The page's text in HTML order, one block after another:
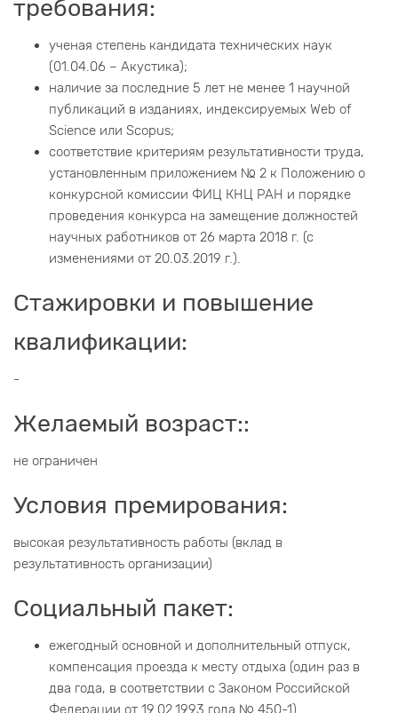
требования:
ученая степень кандидата технических наук
(01.04.06 – Акустика);
наличие за последние 5 лет не менее 1 научной
публикаций в изданиях, индексируемых Web of
Science или Scopus;
соответствие критериям результативности труда,
установленным приложением № 2 к Положению о
конкурсной комиссии ФИЦ КНЦ РАН и порядке
проведения конкурса на замещение должностей
научных работников от 26 марта 2018 г. (с
изменениями от 20.03.2019 г.).
Стажировки и повышение
квалификации:
-
Желаемый возраст::
не ограничен
Условия премирования:
высокая результативность работы (вклад в
результативность организации)
Социальный пакет:
ежегодный основной и дополнительный отпуск,
компенсация проезда к месту отдыха (один раз в
два года, в соответствии с Законом Российской
Федерации от 19.02.1993 года № 450-1)